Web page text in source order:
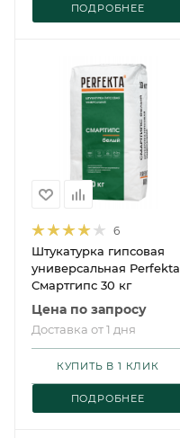
ПОДРОБНЕЕ
6
Штукатурка гипсовая
универсальная Perfekta
Смартгипс 30 кг
Цена по запросу
Доставка от 1 дня
ПОДРОБНЕЕ
КУПИТЬ В 1 КЛИК